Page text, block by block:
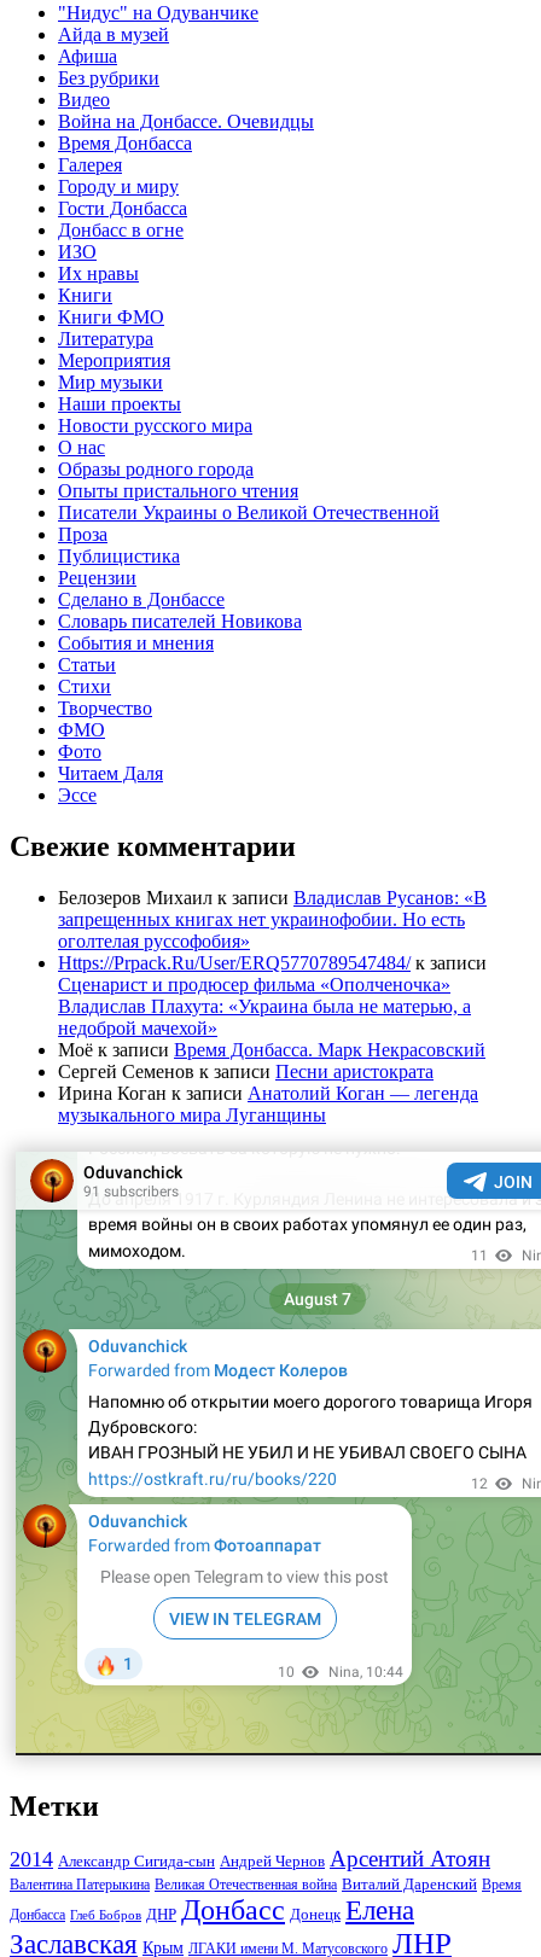
"Нидус" на Одуванчике
Айда в музей
Афиша
Без рубрики
Видео
Война на Донбассе. Очевидцы
Время Донбасса
Галерея
Городу и миру
Гости Донбасса
Донбасс в огне
ИЗО
Их нравы
Книги
Книги ФМО
Литература
Мероприятия
Мир музыки
Наши проекты
Новости русского мира
О нас
Образы родного города
Опыты пристального чтения
Писатели Украины о Великой Отечественной
Проза
Публицистика
Рецензии
Сделано в Донбассе
Словарь писателей Новикова
События и мнения
Статьи
Стихи
Творчество
ФМО
Фото
Читаем Даля
Эссе
Свежие комментарии
Белозеров Михаил к записи Владислав Русанов: «В
запрещенных книгах нет украинофобии. Но есть
оголтелая руссофобия»
Https://Prpack.Ru/User/ERQ5770789547484/к записи
Сценарист и продюсер фильма «Ополченочка»
Владислав Плахута: «Украина была не матерью, а
недоброй мачехой»
Моё к записи Время Донбасса. Марк Некрасовский
Сергей Семенов к записи Песни аристократа
Ирина Коган к записи Анатолий Коган — легенда
музыкального мира Луганщины
Метки
2014 Александр Сигида-сын Андрей Чернов Арсентий Атоян
Валентина Патерыкина Великая Отечественная война Виталий Даренский Время
Донбасса Глеб Бобров ДНР Донбасс Донецк Елена
Заславская Крым ЛГАКИ имени М. Матусовского ЛНР